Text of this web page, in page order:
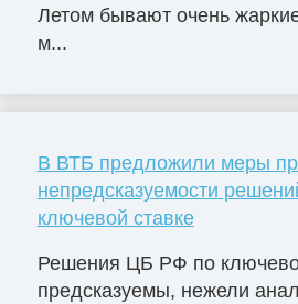
Летом бывают очень
м...
В ВТБ предложили меры
непредсказуемости
ключевой ставке
Решения ЦБ РФ по
предсказуемы, нежели